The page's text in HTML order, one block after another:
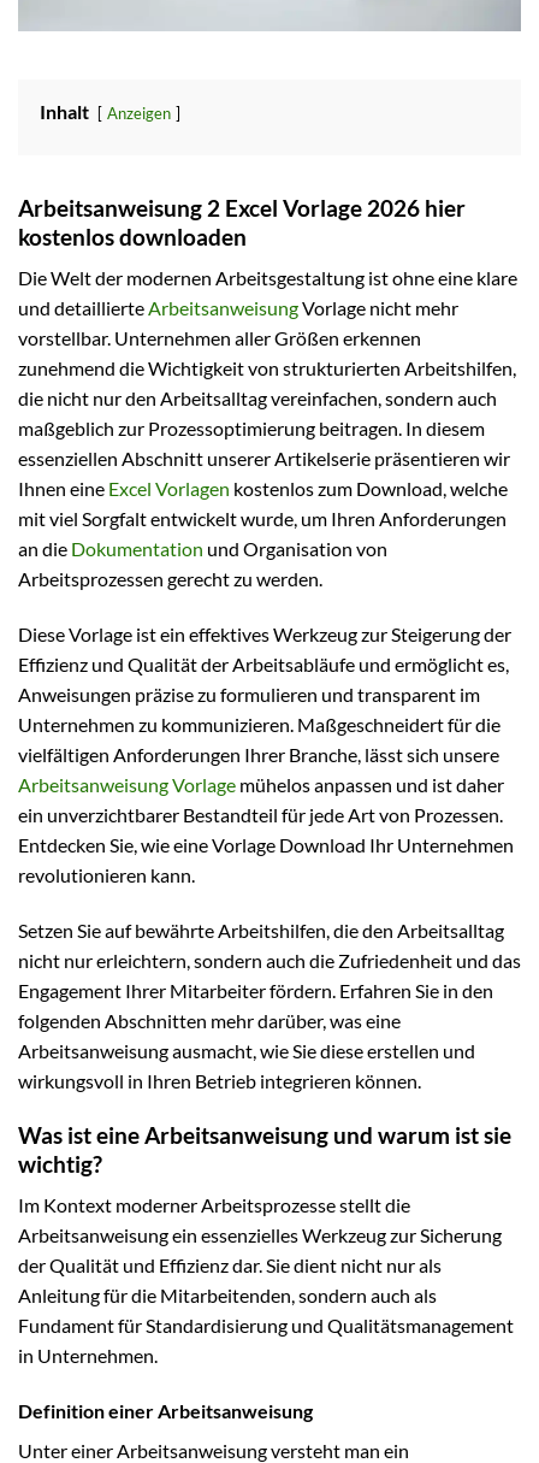
Inhalt Anzeigen
Arbeitsanweisung 2 Excel Vorlage 2026 hier
kostenlos downloaden
Die Welt der modernen Arbeitsgestaltung ist ohne eine klare
und detaillierteArbeitsanweisungVorlage nicht mehr
vorstellbar. Unternehmen aller Größen erkennen
zunehmend die Wichtigkeit von strukturierten Arbeitshilfen,
die nicht nur den Arbeitsalltag vereinfachen, sondern auch
maßgeblich zur Prozessoptimierung beitragen. In diesem
essenziellen Abschnitt unserer Artikelserie präsentieren wir
Ihnen eine Excel Vorlagen kostenlos zum Download, welche
mit viel Sorgfalt entwickelt wurde, um Ihren Anforderungen
an die Dokumentation und Organisation von
Arbeitsprozessen gerecht zu werden.
Diese Vorlage ist ein effektives Werkzeug zur Steigerung der
Effizienz und Qualität der Arbeitsabläufe und ermöglicht es,
Anweisungen präzise zu formulieren und transparent im
Unternehmen zu kommunizieren. Maßgeschneidert für die
vielfältigen Anforderungen Ihrer Branche, lässt sich unsere
Arbeitsanweisung Vorlage mühelos anpassen und ist daher
ein unverzichtbarer Bestandteil für jede Art von Prozessen.
Entdecken Sie, wie eine Vorlage Download Ihr Unternehmen
revolutionieren kann.
Setzen Sie auf bewährte Arbeitshilfen, die den Arbeitsalltag
nicht nur erleichtern, sondern auch die Zufriedenheit und das
Engagement Ihrer Mitarbeiter fördern. Erfahren Sie in den
folgenden Abschnitten mehr darüber, was eine
Arbeitsanweisung ausmacht, wie Sie diese erstellen und
wirkungsvoll in Ihren Betrieb integrieren können.
Was ist eine Arbeitsanweisung und warum ist sie
wichtig?
Im Kontext moderner Arbeitsprozesse stellt die
Arbeitsanweisung ein essenzielles Werkzeug zur Sicherung
der Qualität und Effizienz dar. Sie dient nicht nur als
Anleitung für die Mitarbeitenden, sondern auch als
Fundament für Standardisierung und Qualitätsmanagement
in Unternehmen.
Definition einer Arbeitsanweisung
Unter einer Arbeitsanweisung versteht man ein